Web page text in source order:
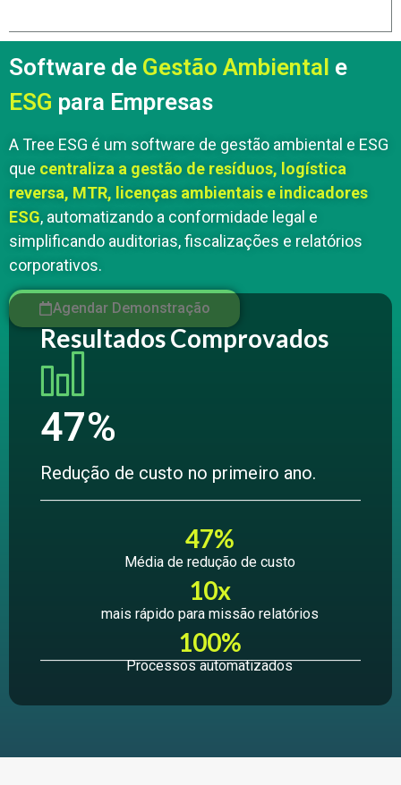
Software de Gestão Ambiental e
ESG para Empresas
A Tree ESG é um software de gestão ambiental e ESG
que centraliza a gestão de resíduos, logística
reversa, MTR, licenças ambientais e indicadores
ESG, automatizando a conformidade legal e
simplificando auditorias, fiscalizações e relatórios
corporativos.
Agendar Demonstração
Resultados Comprovados
47%
Redução de custo no primeiro ano.
47%
Média de redução de custo
10x
mais rápido para missão relatórios
100%
Processos automatizados